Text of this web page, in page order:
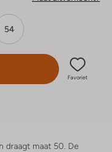
54
Favoriet
draagt maat 50. De